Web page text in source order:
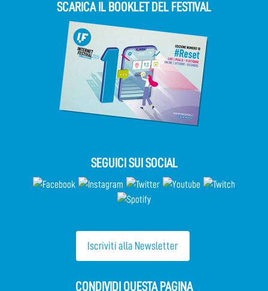
SCARICA IL BOOKLET DEL FESTIVAL
SEGUICI SUI SOCIAL
Iscriviti alla Newsletter
CONDIVIDI QUESTA PAGINA